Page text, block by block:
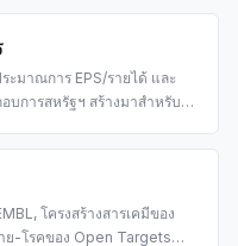
ะมาณการ EPS/รายได้ และ
บการสหรัฐฯ สร้างมาสำหรับ
โครงสร้างสารเคมีของ
-โรคของ Open Targets